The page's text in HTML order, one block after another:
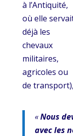
à l’Antiquité,
où elle
déjà les
chevaux
militaires,
agricoles ou
de
«Nous
avec les